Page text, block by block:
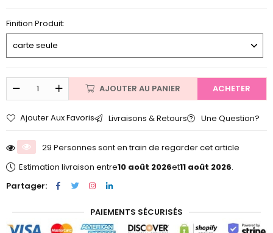
Finition Produit:
AJOUTER AU PANIER ACHETER
Ajouter Aux Favoris Livraisons & Retours Une Question?
29 Personnes sont en train de regarder cet article
Estimation livraison entre10 août 2026et11 août 2026.
Partager:
PAIEMENTS SÉCURISÉS